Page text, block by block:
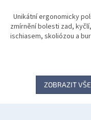
Unikátní ergonomicky
zmírnění bolesti zad,
ischiasem, skoliózou a
ZOBRAZIT